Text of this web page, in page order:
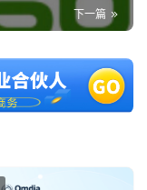
下一篇